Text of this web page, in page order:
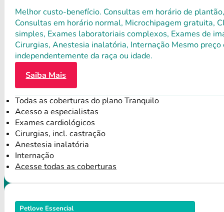
Melhor custo-benefício. Consultas em horário de
Consultas em horário normal, Microchipagem gratuita,
simples, Exames laboratoriais complexos, Exames de
Cirurgias, Anestesia inalatória, Internação Mesmo
independentemente da raça ou idade.
Saiba Mais
Todas as coberturas do plano Tranquilo
Acesso a especialistas
Exames cardiológicos
Cirurgias, incl. castração
Anestesia inalatória
Internação
Acesse todas as coberturas
Petlove Essencial